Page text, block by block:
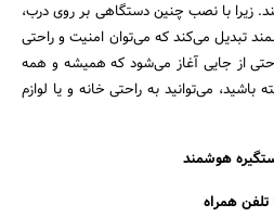
زیرا با نصب چنین دستگاهی بر روی درب،
تبدیل می‌کند که می‌توان امنیت و راحتی
از جایی آغاز می‌شود که همیشه و همه
می‌توانید به راحتی خانه و یا لوازم
هوشمند
همراه